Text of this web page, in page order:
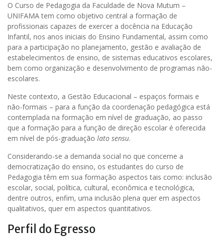
O Curso de Pedagogia da Faculdade de Nova Mutum –
UNIFAMA tem como objetivo central a formação de
profissionais capazes de exercer a docência na Educação
Infantil, nos anos iniciais do Ensino Fundamental, assim como
para a participação no planejamento, gestão e avaliação de
estabelecimentos de ensino, de sistemas educativos escolares,
bem como organização e desenvolvimento de programas não-
escolares.
Neste contexto, a Gestão Educacional – espaços formais e
não-formais – para a função da coordenação pedagógica está
contemplada na formação em nível de graduação, ao passo
que a formação para a função de direção escolar é oferecida
em nível de pós-graduação lato sensu.
Considerando-se a demanda social no que concerne a
democratização do ensino, os estudantes do curso de
Pedagogia têm em sua formação aspectos tais como: inclusão
escolar, social, política, cultural, econômica e tecnológica,
dentre outros, enfim, uma inclusão plena quer em aspectos
qualitativos, quer em aspectos quantitativos.
Perfil do Egresso